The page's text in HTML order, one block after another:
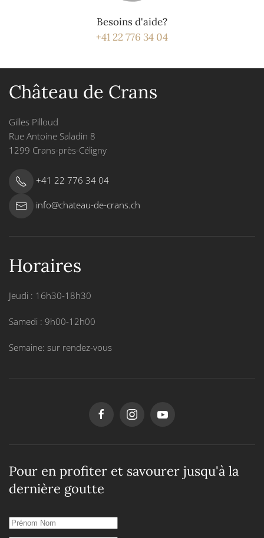
Besoins d'aide?
+41 22 776 34 04
Château de Crans
Gilles Pilloud
Rue Antoine Saladin 8
1299 Crans-près-Céligny
+41 22 776 34 04
info@chateau-de-crans.ch
Horaires
Jeudi : 16h30-18h30
Samedi : 9h00-12h00
Semaine: sur rendez-vous
Pour en profiter et savourer jusqu'à la
dernière goutte